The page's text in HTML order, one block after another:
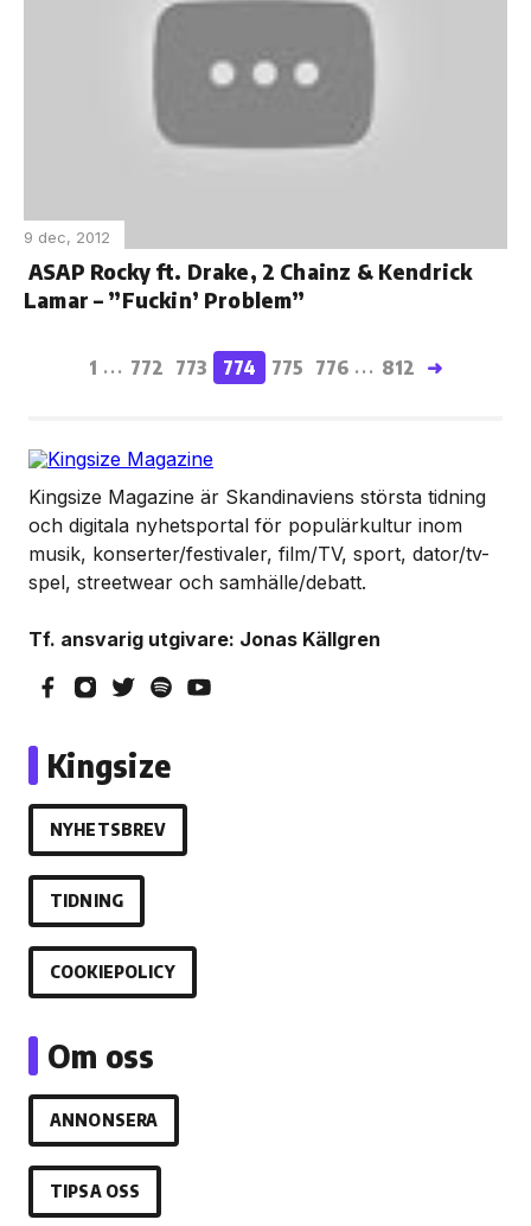
9 dec, 2012
ASAP Rocky ft. Drake, 2 Chainz & Kendrick
Lamar – ”Fuckin’ Problem”
1 ... 772 773 774 775 776 ... 812 ➜
Kingsize Magazine är Skandinaviens största tidning
och digitala nyhetsportal för populärkultur inom
musik, konserter/festivaler, film/TV, sport, dator/tv-
spel, streetwear och samhälle/debatt.
Tf. ansvarig utgivare: Jonas Källgren
Kingsize
NYHETSBREV
TIDNING
COOKIEPOLICY
Om oss
ANNONSERA
TIPSA OSS